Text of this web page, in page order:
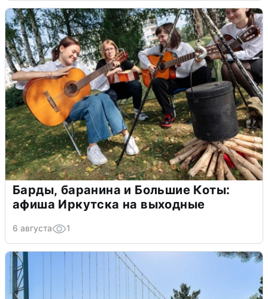
Барды, баранина и Большие Коты:
афиша Иркутска на выходные
6 августа 1